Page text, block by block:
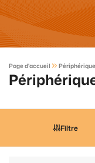
Page d'accueil
Filtre